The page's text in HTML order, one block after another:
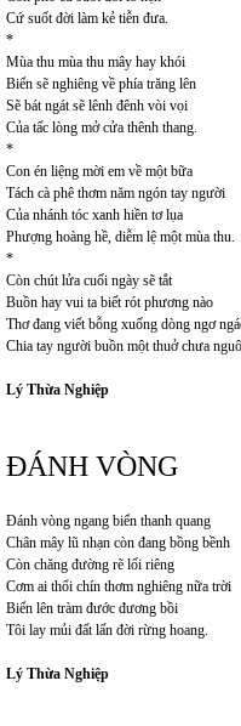
Cứ suốt đời làm kẻ tiễn đưa.
*
Mùa thu mùa thu mây hay khói
Biển sẽ nghiêng về phía trăng lên
Sẽ bát ngát sẽ lênh đênh vòi vọi
Của tấc lòng mở cửa thênh thang.
*
Con én liệng mời em về một bữa
Tách cà phê thơm năm ngón tay người
Của nhánh tóc xanh hiền tơ lụa
Phượng hoàng hề, diễm lệ một mùa thu.
*
Còn chút lửa cuối ngày sẽ tắt
Buồn hay vui ta biết rót phương nào
Thơ đang viết bỗng xuống dòng ngơ
Chia tay người buồn một thuở chưa
Lý Thừa Nghiệp
ĐÁNH VÒNG
Đánh vòng ngang biển thanh quang
Chân mây lũ nhạn còn đang bồng bềnh
Còn chăng đường rẽ lối riêng
Cơm ai thổi chín thơm nghiêng nữa trời
Biển lên tràm đước đương bồi
Tôi lay mủi đất lấn đời rừng hoang.
Lý Thừa Nghiệp